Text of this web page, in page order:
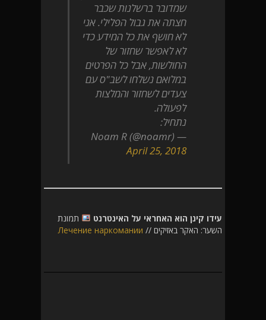
שמדובר ברשלנות שכבר
חצתה את גבול הפלילי. אני
לא חושף את כל המידע כדי
לא לאפשר שחזור של
החולשות, אבל כל הפרטים
במלואם נשלחו לשב"ס עם
צעדים לשחזור והמלצות
לפעולה.
נתחיל:
— Noam R (@noamr)
April 25, 2018
עידו קינן הוא האחראי על האינטרנט
תמונת
השער: האקר באזיקים // Лечение наркомании